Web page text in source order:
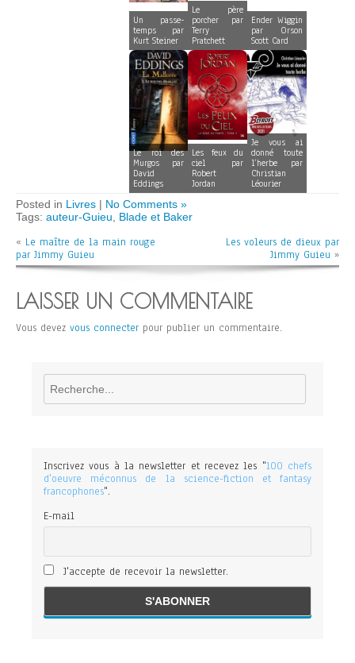
Un passe-
temps par
Kurt Steiner
Le père
porcher par
Terry
Pratchett
Ender Wiggin
par Orson
Scott Card
Le roi des
Murgos par
David
Eddings
Les feux du
ciel par
Robert
Jordan
Je vous ai
donné toute
l’herbe par
Christian
Léourier
Posted in Livres | No Comments »
Tags: auteur-Guieu, Blade et Baker
« Le maître de la main rouge
par Jimmy Guieu
Les voleurs de dieux par
Jimmy Guieu »
LAISSER UN COMMENTAIRE
Vous devez vous connecter pour publier un commentaire.
Rechercher
Inscrivez vous à la newsletter et recevez les "100 chefs
d'oeuvre méconnus de la science-fiction et fantasy
francophones".
E-mail
J'accepte de recevoir la newsletter.